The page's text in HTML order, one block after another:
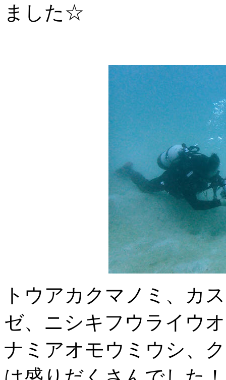
ました☆
トウアカクマノミ、カ
ゼ、ニシキフウライウ
ナミアオモウミウシ、